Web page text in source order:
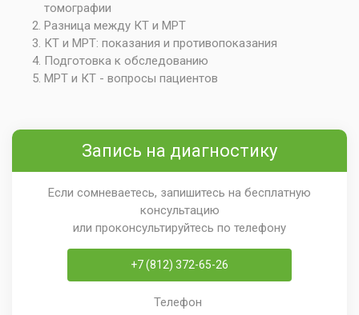
томографии
Разница между КТ и МРТ
КТ и МРТ: показания и противопоказания
Подготовка к обследованию
МРТ и КТ - вопросы пациентов
Запись на диагностику
Если сомневаетесь, запишитесь на бесплатную
консультацию
или проконсультируйтесь по телефону
+7 (812) 372-65-26
Телефон